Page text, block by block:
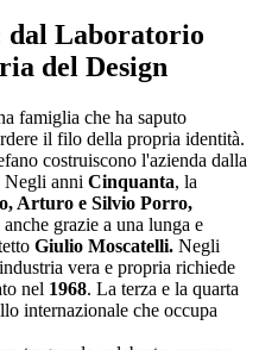
dal Laboratorio
del Design
famiglia che ha saputo
il filo della propria identità.
costruiscono l'azienda dalla
Negli anni Cinquanta, la
Arturo e Silvio Porro,
grazie a una lunga e
Giulio Moscatelli. Negli
vera e propria richiede
nel 1968. La terza e la quarta
internazionale che occupa